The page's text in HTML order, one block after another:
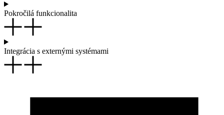
Pokročilá funkcionalita
Integrácia s externými systémami